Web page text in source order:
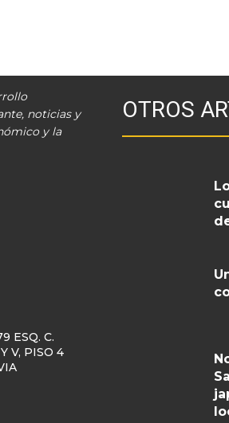
noticias y
y la
ESQ. C.
V, PISO 4
OTROS